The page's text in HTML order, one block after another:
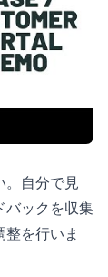
。自分で見
バックを収集
を行いま